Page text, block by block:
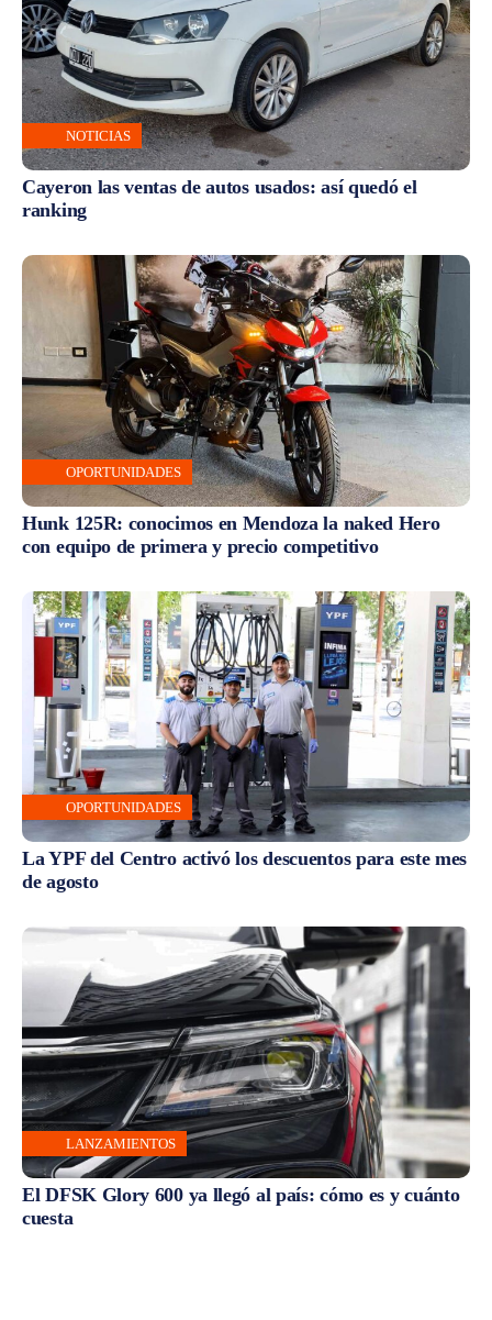
NOTICIAS
Cayeron las ventas de autos usados: así quedó el
ranking
OPORTUNIDADES
Hunk 125R: conocimos en Mendoza la naked Hero
con equipo de primera y precio competitivo
OPORTUNIDADES
La YPF del Centro activó los descuentos para este mes
de agosto
LANZAMIENTOS
El DFSK Glory 600 ya llegó al país: cómo es y cuánto
cuesta